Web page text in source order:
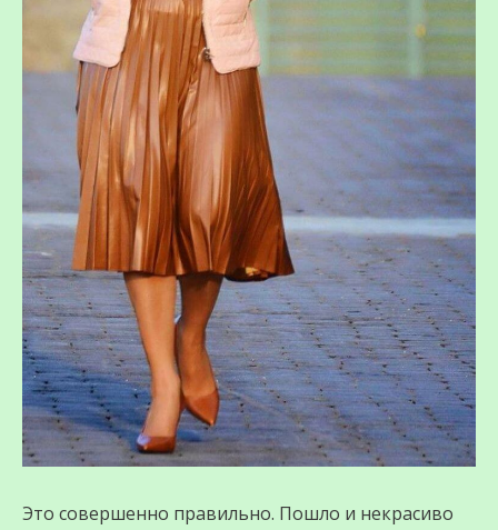
Это совершенно правильно. Пошло и некрасиво